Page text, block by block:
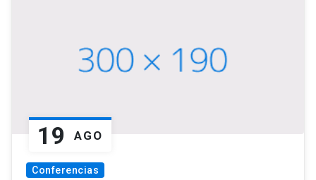
19 AGO
Conferencias